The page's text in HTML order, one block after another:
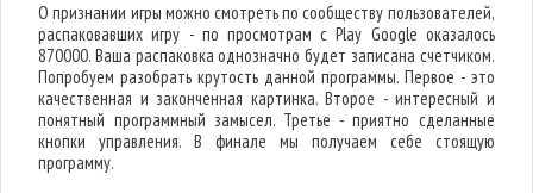
О признании игры можно смотреть по сообществу пользователей,
распаковавших игру - по просмотрам с Play Google оказалось
870000. Ваша распаковка однозначно будет записана счетчиком.
Попробуем разобрать крутость данной программы. Первое - это
качественная и законченная картинка. Второе - интересный и
понятный программный замысел. Третье - приятно сделанные
кнопки управления. В финале мы получаем себе стоящую
программу.